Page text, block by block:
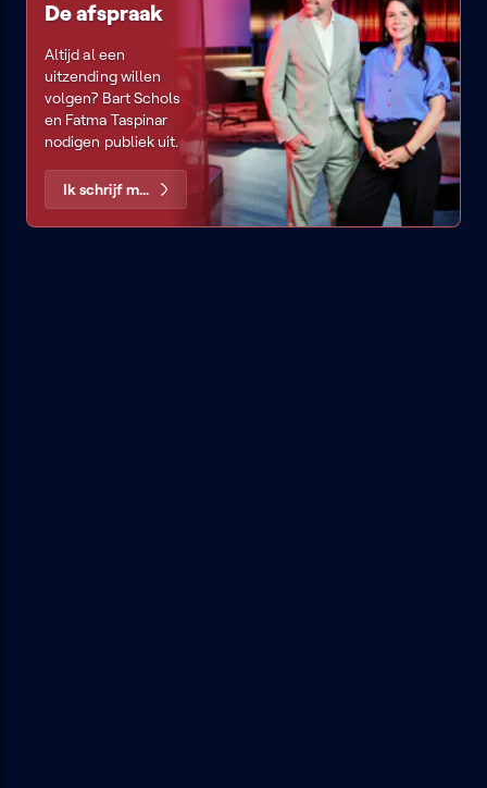
De afspraak
Altijd al een
uitzending willen
volgen? Bart Schols
en Fatma Taspinar
nodigen publiek uit.
Ik schrijf me in